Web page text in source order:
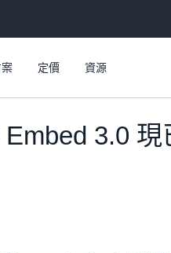
定價 資源
3.0